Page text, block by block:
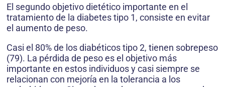
El segundo objetivo dietético importante en el
tratamiento de la diabetes tipo 1, consiste en evitar
el aumento de peso.
Casi el 80% de los diabéticos tipo 2, tienen sobrepeso
(79). La pérdida de peso es el objetivo más
importante en estos individuos y casi siempre se
relacionan con mejoría en la tolerancia a los